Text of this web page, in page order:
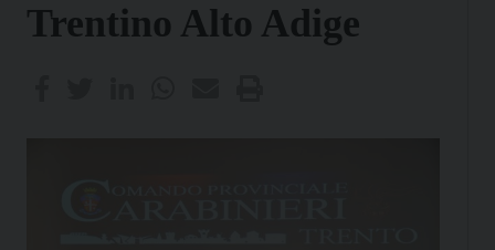
Trentino Alto Adige